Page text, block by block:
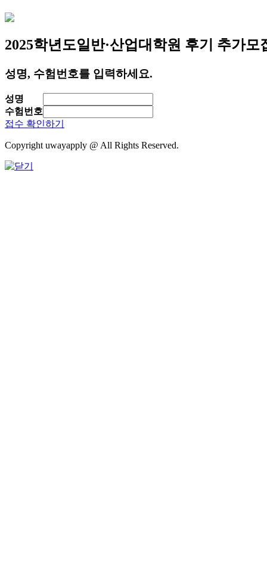
2025학년도일반·산업대학원 후기 추가모
성명, 수험번호를 입력하세요.
성명
수험번호
접수 확인하기
Copyright uwayapply @ All Rights Reserved.